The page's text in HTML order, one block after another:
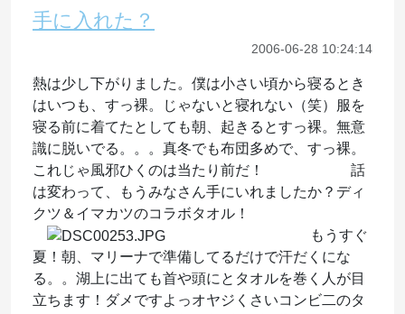
手に入れた？
2006-06-28 10:24:14
熱は少し下がりました。僕は小さい頃から寝るとき
はいつも、すっ裸。じゃないと寝れない（笑）服を
寝る前に着てたとしても朝、起きるとすっ裸。無意
識に脱いでる。。。真冬でも布団多めで、すっ裸。
これじゃ風邪ひくのは当たり前だ！ 話
は変わって、もうみなさん手にいれましたか？ディ
クツ＆イマカツのコラボタオル！
もうすぐ
夏！朝、マリーナで準備してるだけで汗だくにな
る。。湖上に出ても首や頭にとタオルを巻く人が目
立ちます！ダメですよっオヤジくさいコンビ二のタ